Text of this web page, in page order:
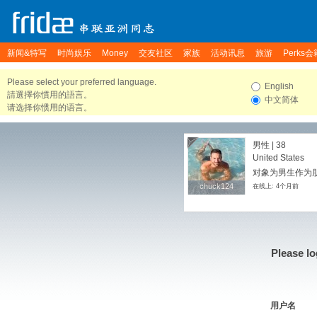
新闻&特写 时尚娱乐 Money 交友社区 家族 活动讯息 旅游 Perks会
Please select your preferred language.
請選擇你慣用的語言。
请选择你惯用的语言。
English
中文简体
chuck124
chuck124
男性 | 38
United States
对象为男生作为
在线上: 4个月前
Please
用户名